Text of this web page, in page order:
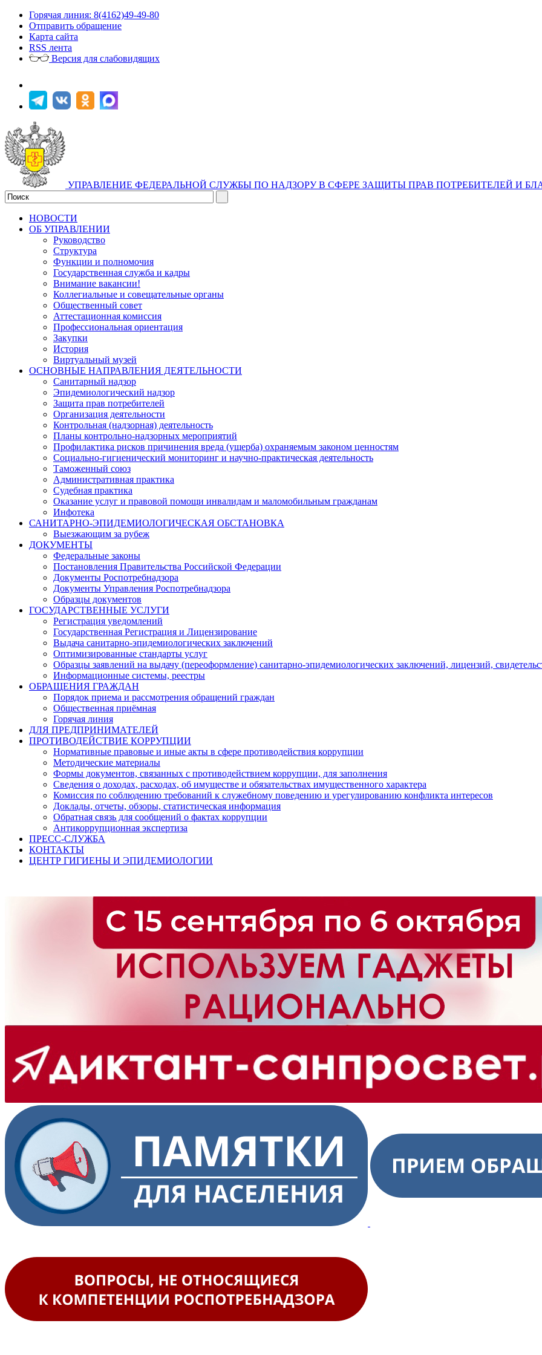
Горячая линия: 8(4162)49-49-80
Отправить обращение
Карта сайта
RSS лента
Версия для слабовидящих
УПРАВЛЕНИЕ ФЕДЕРАЛЬНОЙ СЛУЖБЫ ПО НАДЗОРУ В СФЕРЕ ЗАЩИТЫ ПРАВ ПОТРЕБИТЕЛЕЙ И
НОВОСТИ
ОБ УПРАВЛЕНИИ
Руководство
Структура
Функции и полномочия
Государственная служба и кадры
Внимание вакансии!
Коллегиальные и совещательные органы
Общественный совет
Аттестационная комиссия
Профессиональная ориентация
Закупки
История
Виртуальный музей
ОСНОВНЫЕ НАПРАВЛЕНИЯ ДЕЯТЕЛЬНОСТИ
Санитарный надзор
Эпидемиологический надзор
Защита прав потребителей
Организация деятельности
Контрольная (надзорная) деятельность
Планы контрольно-надзорных мероприятий
Профилактика рисков причинения вреда (ущерба) охраняемым законом ценностям
Социально-гигиенический мониторинг и научно-практическая деятельность
Таможенный союз
Административная практика
Судебная практика
Оказание услуг и правовой помощи инвалидам и маломобильным гражданам
Инфотека
САНИТАРНО-ЭПИДЕМИОЛОГИЧЕСКАЯ ОБСТАНОВКА
Выезжающим за рубеж
ДОКУМЕНТЫ
Федеральные законы
Постановления Правительства Российской Федерации
Документы Роспотребнадзора
Документы Управления Роспотребнадзора
Образцы документов
ГОСУДАРСТВЕННЫЕ УСЛУГИ
Регистрация уведомлений
Государственная Регистрация и Лицензирование
Выдача санитарно-эпидемиологических заключений
Оптимизированные стандарты услуг
Образцы заявлений на выдачу (переоформление) санитарно-эпидемиологических заключений, лицензий,
Информационные системы, реестры
ОБРАЩЕНИЯ ГРАЖДАН
Порядок приема и рассмотрения обращений граждан
Общественная приёмная
Горячая линия
ДЛЯ ПРЕДПРИНИМАТЕЛЕЙ
ПРОТИВОДЕЙСТВИЕ КОРРУПЦИИ
Нормативные правовые и иные акты в сфере противодействия коррупции
Методические материалы
Формы документов, связанных с противодействием коррупции, для заполнения
Сведения о доходах, расходах, об имуществе и обязательствах имущественного характера
Комиссия по соблюдению требований к служебному поведению и урегулированию конфликта интересов
Доклады, отчеты, обзоры, статистическая информация
Обратная связь для сообщений о фактах коррупции
Антикоррупционная экспертиза
ПРЕСС-СЛУЖБА
КОНТАКТЫ
ЦЕНТР ГИГИЕНЫ И ЭПИДЕМИОЛОГИИ